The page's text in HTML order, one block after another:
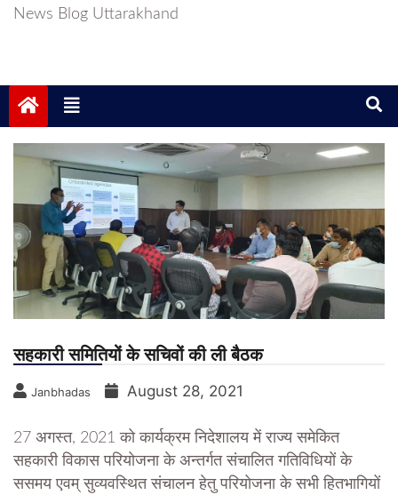
News Blog Uttarakhand
सहकारी समितियों के सचिवों की ली बैठक
Janbhadas August 28, 2021
27 अगस्त, 2021 को कार्यक्रम निदेशालय में राज्य समेकित
सहकारी विकास परियोजना के अन्तर्गत संचालित गतिविधियों के
ससमय एवम् सुव्यवस्थित संचालन हेतु परियोजना के सभी हितभागियों